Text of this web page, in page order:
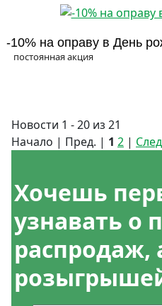
-10% на оправу в День
постоянная акция
Новости 1 - 20 из 21
Начало | Пред. | 1 2 |
Хочешь
узнавать о
распродаж,